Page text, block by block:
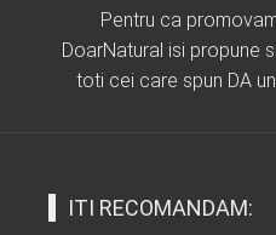
Pentru ca
DoarNatural isi propune
toti cei care spun DA
ITI RECOMANDAM: